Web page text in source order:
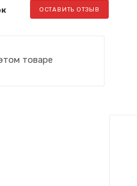
ОСТАВИТЬ ОТЗЫВ
товаре